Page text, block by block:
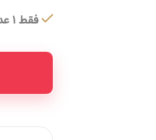
فقط 1 عدد در انبار موجود است